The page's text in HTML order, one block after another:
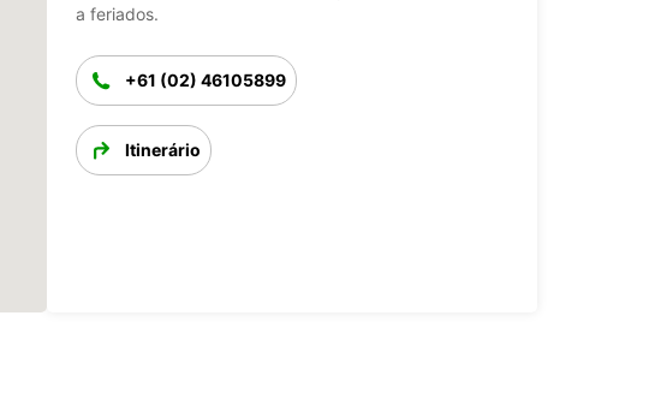
a feriados.
+61 (02) 46105899
Itinerário